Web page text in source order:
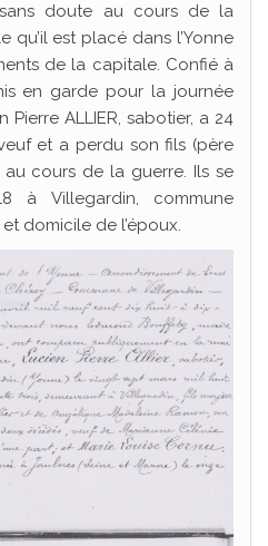
sans doute au cours de la
qu’il est placé dans l’Yonne
de la capitale. Confié à
en garde pour la journée
Pierre ALLIER, sabotier, a 24
et a perdu son fils (père
cours de la guerre. Ils se
à Villegardin, commune
domicile de l’époux.